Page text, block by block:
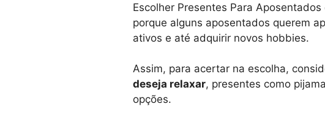
Escolher Presentes Para
porque alguns aposentados querem
ativos e até adquirir novos hobbies.
Assim, para acertar na escolha,
deseja relaxar, presentes como
opções.